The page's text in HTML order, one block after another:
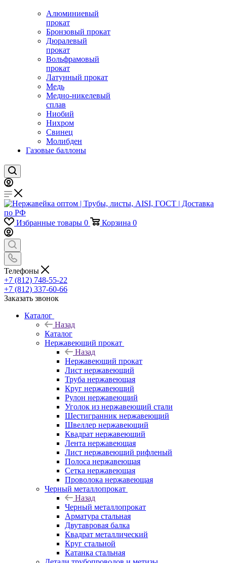
Алюминиевый
прокат
Бронзовый прокат
Дюралевый
прокат
Вольфрамовый
прокат
Латунный прокат
Медь
Медно-никелевый
сплав
Ниобий
Нихром
Свинец
Молибден
Газовые баллоны
Избранные товары 0 Корзина 0
Телефоны
+7 (812) 748-55-22
+7 (812) 337-60-66
Заказать звонок
Каталог
Назад
Каталог
Нержавеющий прокат
Назад
Нержавеющий прокат
Лист нержавеющий
Труба нержавеющая
Круг нержавеющий
Рулон нержавеющий
Уголок из нержавеющий стали
Шестигранник нержавеющий
Швеллер нержавеющий
Квадрат нержавеющий
Лента нержавеющая
Лист нержавеющий рифленый
Полоса нержавеющая
Сетка нержавеющая
Проволока нержавеющая
Черный металлопрокат
Назад
Черный металлопрокат
Арматура стальная
Двутавровая балка
Квадрат металлический
Круг стальной
Катанка стальная